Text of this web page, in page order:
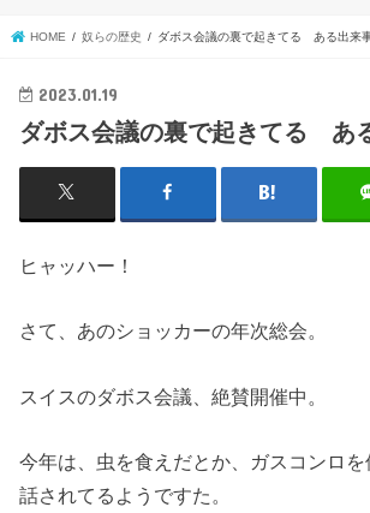
HOME 奴らの歴史 ダボス会議の裏で起きてる ある出来
2023.01.19
ダボス会議の裏で起きてる あ
ヒャッハー！
さて、あのショッカーの年次総会。
スイスのダボス会議、絶賛開催中。
今年は、虫を食えだとか、ガスコンロ
話されてるようですた。